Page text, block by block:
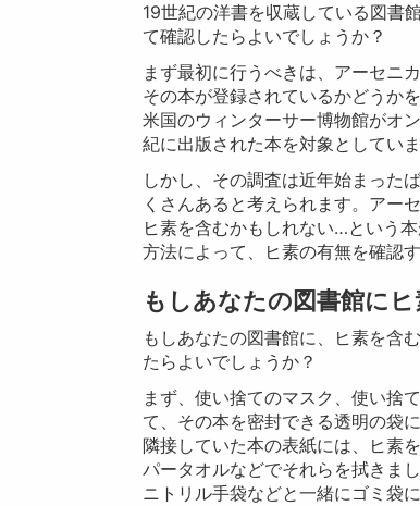
19世紀の洋書を収蔵している図書
て確認したらよいでしょうか？
まず最初に行うべきは、アーセニ
その本が登録されているかどうか
米国のウィンターサー博物館がオ
紀に出版された本を対象としていま
しかし、その調査は近年始まった
くさんあると考えられます。アー
ヒ素を含むかもしれない…という
方法によって、ヒ素の有無を確認
もしあなたの図書館に
もしあなたの図書館に、ヒ素を含
たらよいでしょうか？
まず、使い捨てのマスク、使い捨
て、その本を密封できる透明の袋
隣接していた本の表紙には、ヒ素
パータオルなどでそれらを拭きま
ニトリル手袋などと一緒にゴミ袋